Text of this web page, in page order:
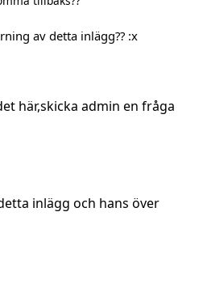
av detta inlägg?? :x
här,skicka admin en fråga
inlägg och hans över